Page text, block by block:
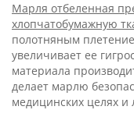
Марля отбеленная
хлопчатобумажную
полотняным
увеличивает ее
материала
делает марлю
медицинских целях и